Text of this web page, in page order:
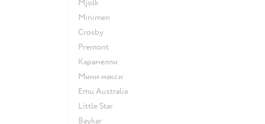
Mjolk
Minimen
Crosby
Premont
Карамелли
Мини макси
Emu Australia
Little Star
Baykar